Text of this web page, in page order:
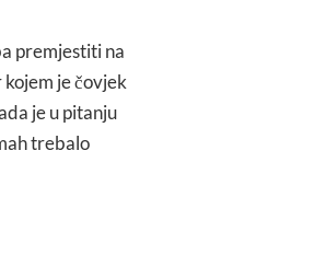
premjestiti na
je čovjek
je u pitanju
trebalo